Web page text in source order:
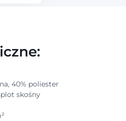
40% poliester
skośny